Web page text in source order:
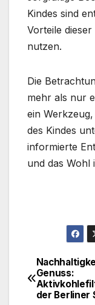
Kindes sind
Vorteile
nutzen.
Die
mehr als nur
ein
des Kindes
informierte
und das Wohl
Genuss:
der Berliner